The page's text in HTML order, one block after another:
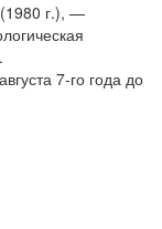
г.), —
7-го года до